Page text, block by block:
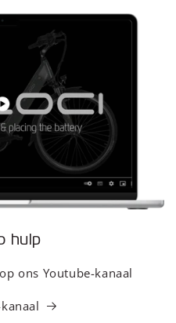
hulp
ons Youtube-kanaal